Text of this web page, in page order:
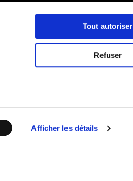
Afficher les détails
Tout autoriser
Refuser